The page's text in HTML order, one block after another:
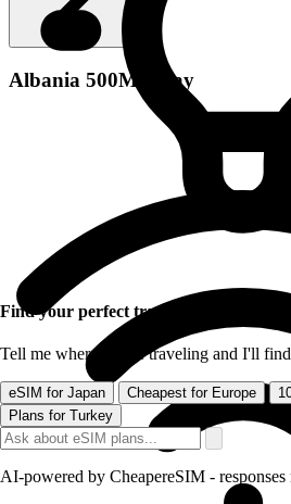
Albania 500MB/Day
Find your perfect travel eSIM
Tell me where you're traveling and I'll
eSIM for Japan Cheapest for Europe
Plans for Turkey
AI-powered by CheapereSIM -